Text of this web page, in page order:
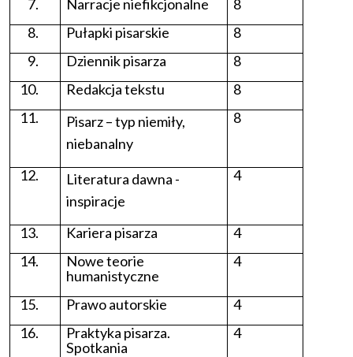
Narracje niefikcjonalne
8
Pułapki pisarskie
8
Dziennik pisarza
8
Redakcja tekstu
8
Pisarz – typ niemiły,
niebanalny
8
Literatura dawna -
inspiracje
4
Kariera pisarza
4
Nowe teorie
humanistyczne
4
Prawo autorskie
4
Praktyka pisarza.
Spotkania
4